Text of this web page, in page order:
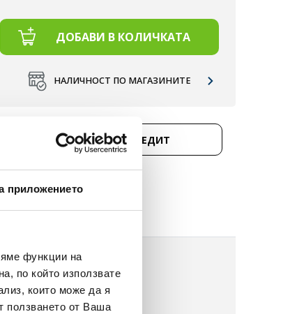
приложението
функции на
по който използвате
които може да я
ползването от Ваша
ДОБАВИ В КОЛИЧКАТА
НАЛИЧНОСТ ПО МАГАЗИНИТЕ
КУПИ НА КРЕДИТ